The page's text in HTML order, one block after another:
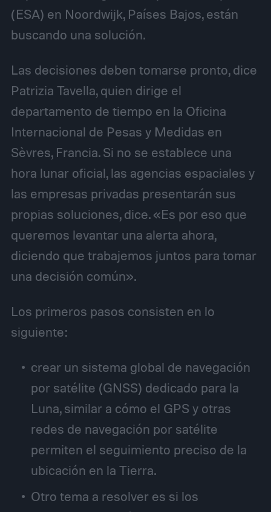
(ESA) en Noordwijk, Países Bajos, están
buscando una solución.
Las decisiones deben tomarse pronto, dice
Patrizia Tavella, quien dirige el
departamento de tiempo en la Oficina
Internacional de Pesas y Medidas en
Sèvres, Francia. Si no se establece una
hora lunar oficial, las agencias espaciales y
las empresas privadas presentarán sus
propias soluciones, dice. «Es por eso que
queremos levantar una alerta ahora,
diciendo que trabajemos juntos para tomar
una decisión común».
Los primeros pasos consisten en lo
siguiente:
crear un sistema global de navegación
por satélite (GNSS) dedicado para la
Luna, similar a cómo el GPS y otras
redes de navegación por satélite
permiten el seguimiento preciso de la
ubicación en la Tierra.
Otro tema a resolver es si los